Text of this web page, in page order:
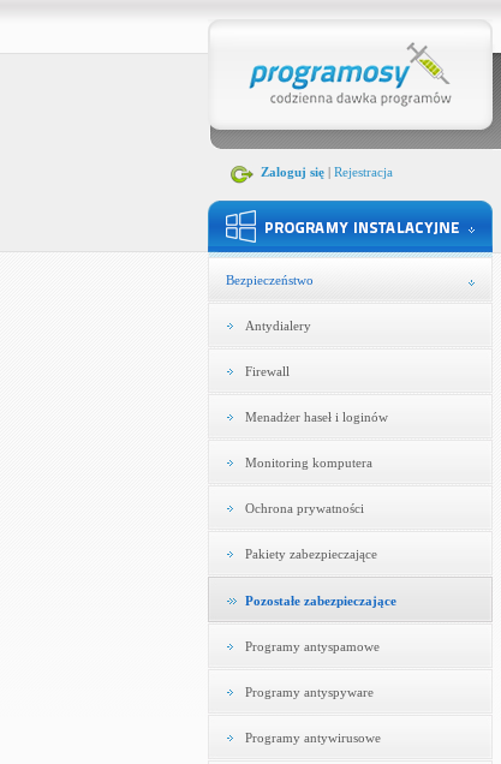
Zaloguj się| Rejestracja
Bezpieczeństwo
Antydialery
Firewall
Menadżer haseł i loginów
Monitoring komputera
Ochrona prywatności
Pakiety zabezpieczające
Pozostałe zabezpieczające
Programy antyspamowe
Programy antyspyware
Programy antywirusowe